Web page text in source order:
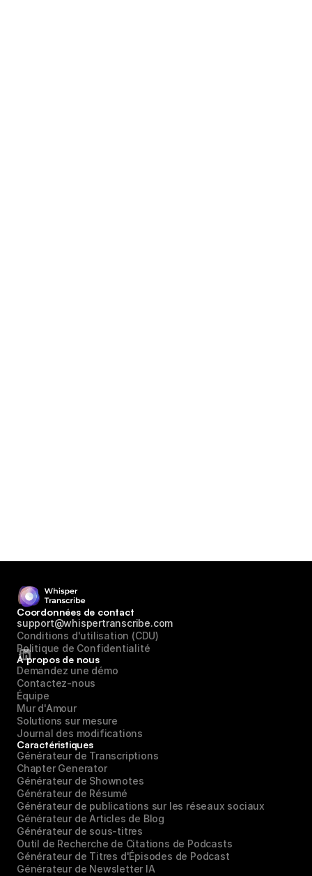
Puis-je l'essayer gratuitement ?
Coordonnées de contact
support@whispertranscribe.com
Conditions d'utilisation (CDU)
Politique de Confidentialité
À propos de nous
Demandez une démo
Contactez-nous
Équipe
Mur d'Amour
Solutions sur mesure
Journal des modifications
Caractéristiques
Générateur de Transcriptions
Chapter Generator
Générateur de Shownotes
Générateur de Résumé
Générateur de publications sur les réseaux sociaux
Générateur de Articles de Blog
Générateur de sous-titres
Outil de Recherche de Citations de Podcasts
Générateur de Titres d'Épisodes de Podcast
Générateur de Newsletter IA